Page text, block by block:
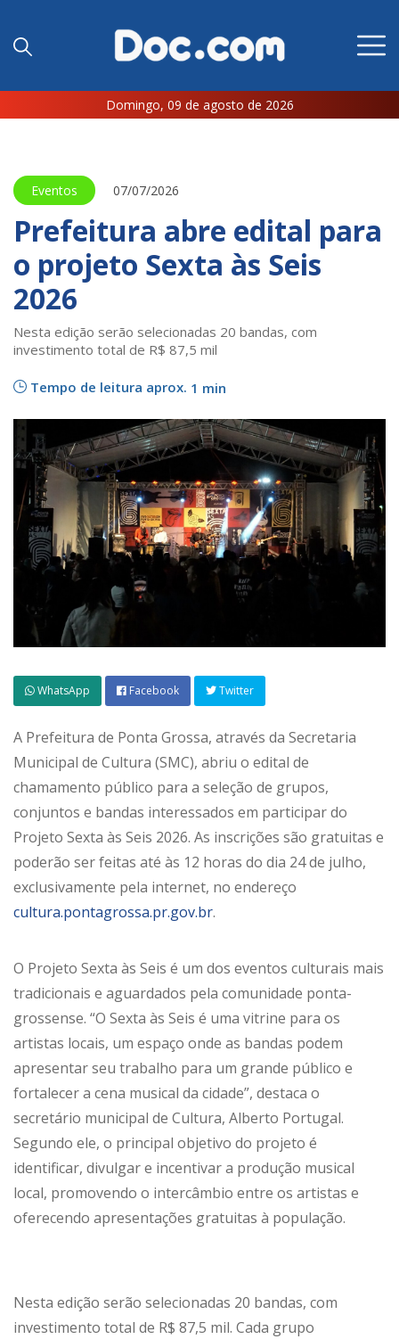
Domingo, 09 de agosto de 2026
Eventos 07/07/2026
Prefeitura abre edital para
o projeto Sexta às Seis
2026
Nesta edição serão selecionadas 20 bandas, com
investimento total de R$ 87,5 mil
Tempo de leitura aprox. 1 min
WhatsApp Facebook Twitter
A Prefeitura de Ponta Grossa, através da Secretaria
Municipal de Cultura (SMC), abriu o edital de
chamamento público para a seleção de grupos,
conjuntos e bandas interessados em participar do
Projeto Sexta às Seis 2026. As inscrições são gratuitas e
poderão ser feitas até às 12 horas do dia 24 de julho,
exclusivamente pela internet, no endereço
cultura.pontagrossa.pr.gov.br.
O Projeto Sexta às Seis é um dos eventos culturais mais
tradicionais e aguardados pela comunidade ponta-
grossense. “O Sexta às Seis é uma vitrine para os
artistas locais, um espaço onde as bandas podem
apresentar seu trabalho para um grande público e
fortalecer a cena musical da cidade”, destaca o
secretário municipal de Cultura, Alberto Portugal.
Segundo ele, o principal objetivo do projeto é
identificar, divulgar e incentivar a produção musical
local, promovendo o intercâmbio entre os artistas e
oferecendo apresentações gratuitas à população.
Nesta edição serão selecionadas 20 bandas, com
investimento total de R$ 87,5 mil. Cada grupo